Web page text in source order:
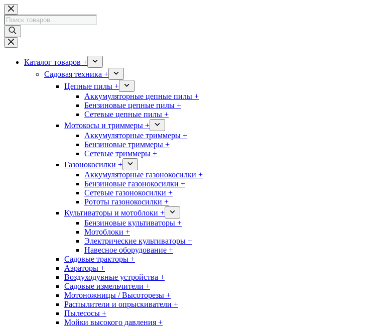
Перейти
к
сути
Поиск
товаров
Каталог товаров +
Садовая техника +
Цепные пилы +
Аккумуляторные цепные пилы +
Бензиновые цепные пилы +
Сетевые цепные пилы +
Мотокосы и триммеры +
Аккумуляторные триммеры +
Бензиновые триммеры +
Сетевые триммеры +
Газонокосилки +
Аккумуляторные газонокосилки +
Бензиновые газонокосилки +
Сетевые газонокосилки +
Рототы газонокосилки +
Культиваторы и мотоблоки +
Бензиновые культиваторы +
Мотоблоки +
Электрические культиваторы +
Навесное оборудование +
Садовые тракторы +
Аэраторы +
Воздуходувные устройства +
Садовые измельчители +
Мотоножницы / Высоторезы +
Распылители и опрыскиватели +
Пылесосы +
Мойки высокого давления +